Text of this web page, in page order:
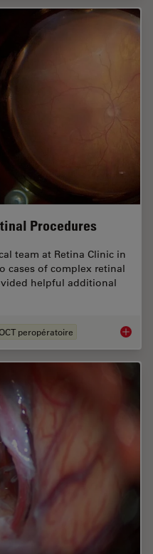
Procedures
team at Retina Clinic in
cases of complex retinal
helpful additional
peropératoire